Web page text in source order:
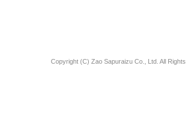
Copyright (C) Zao Sapuraizu Co., Ltd. All Rights